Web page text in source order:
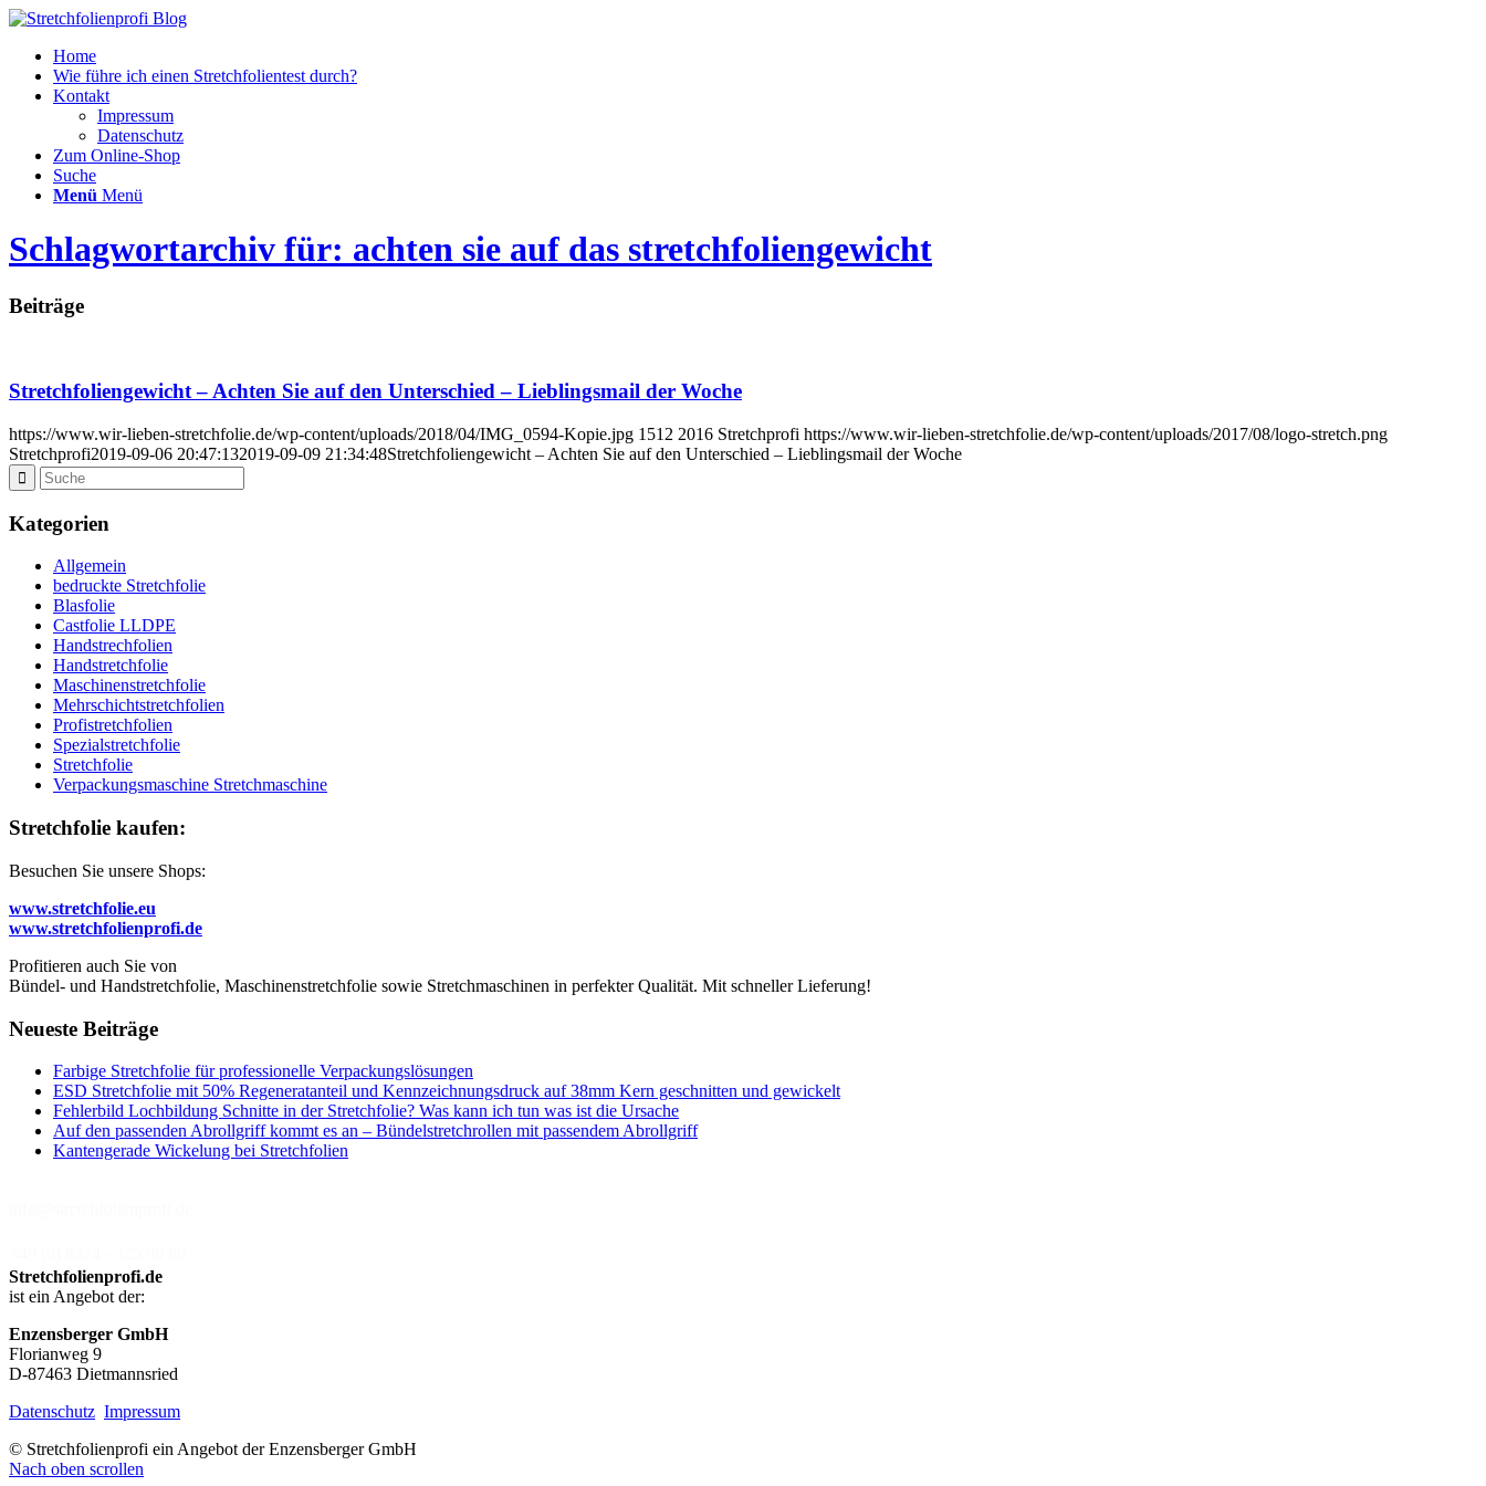
Home
Wie führe ich einen Stretchfolientest durch?
Kontakt
Impressum
Datenschutz
Zum Online-Shop
Suche
Menü Menü
Schlagwortarchiv für: achten sie auf das stretchfoliengewicht
Beiträge
Stretchfoliengewicht – Achten Sie auf den Unterschied – Lieblingsmail der Woche
https://www.wir-lieben-stretchfolie.de/wp-content/uploads/2018/04/IMG_0594-Kopie.jpg 1512 2016 Stretchprofi https://www.wir-lieben-stretchfolie.de/wp-content/uploads/2017/08/logo-stretch.png
Stretchprofi2019-09-06 20:47:132019-09-09 21:34:48Stretchfoliengewicht – Achten Sie auf den Unterschied – Lieblingsmail der Woche
Kategorien
Allgemein
bedruckte Stretchfolie
Blasfolie
Castfolie LLDPE
Handstrechfolien
Handstretchfolie
Maschinenstretchfolie
Mehrschichtstretchfolien
Profistretchfolien
Spezialstretchfolie
Stretchfolie
Verpackungsmaschine Stretchmaschine
Stretchfolie kaufen:
Besuchen Sie unsere Shops:
www.stretchfolie.eu
www.stretchfolienprofi.de
Profitieren auch Sie von
Bündel- und Handstretchfolie, Maschinenstretchfolie sowie Stretchmaschinen in perfekter Qualität. Mit schneller Lieferung!
Neueste Beiträge
Farbige Stretchfolie für professionelle Verpackungslösungen
ESD Stretchfolie mit 50% Regeneratanteil und Kennzeichnungsdruck auf 38mm Kern geschnitten und gewickelt
Fehlerbild Lochbildung Schnitte in der Stretchfolie? Was kann ich tun was ist die Ursache
Auf den passenden Abrollgriff kommt es an – Bündelstretchrollen mit passendem Abrollgriff
Kantengerade Wickelung bei Stretchfolien
Stretchfolienprofi.de
ist ein Angebot der:
Enzensberger GmbH
Florianweg 9
D-87463 Dietmannsried
Datenschutz Impressum
© Stretchfolienprofi ein Angebot der Enzensberger GmbH
Nach oben scrollen